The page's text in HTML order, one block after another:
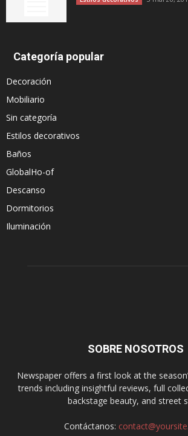
Categoría popular
Decoración
Mobiliario
Sin categoría
Estilos decorativos
Baños
GlobalHo-of
Descanso
Dormitorios
Iluminación
SOBRE NOSOTROS
Newspaper offers a first look at the
trends including insightful reviews, full
backstage beauty, and street
Contáctanos: